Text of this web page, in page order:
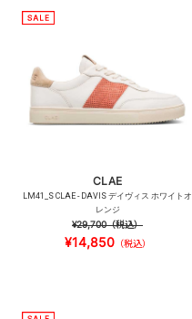
CLAE
LM41_S CLAE - DAVIS デイヴィス ホワイトオ
レンジ
¥29,700（税込）
¥14,850（税込）